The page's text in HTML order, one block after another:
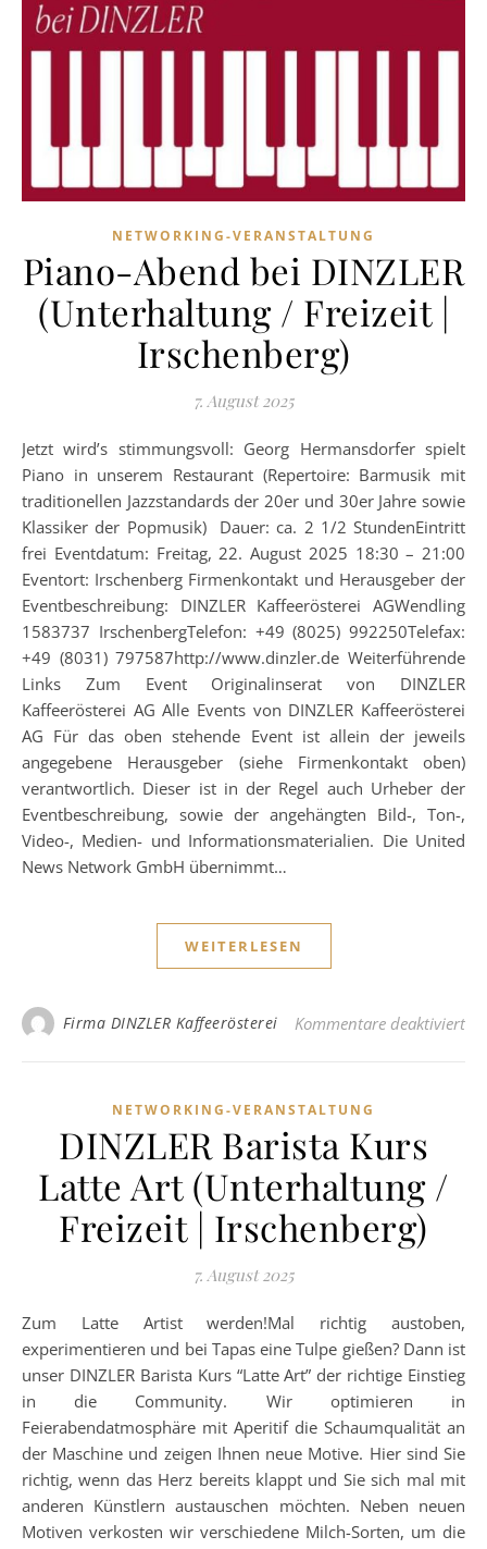
NETWORKING-VERANSTALTUNG
Piano-Abend bei DINZLER
(Unterhaltung / Freizeit |
Irschenberg)
7. August 2025
Jetzt wird’s stimmungsvoll: Georg Hermansdorfer spielt
Piano in unserem Restaurant (Repertoire: Barmusik mit
traditionellen Jazzstandards der 20er und 30er Jahre sowie
Klassiker der Popmusik) Dauer: ca. 2 1/2 StundenEintritt
frei Eventdatum: Freitag, 22. August 2025 18:30 – 21:00
Eventort: Irschenberg Firmenkontakt und Herausgeber der
Eventbeschreibung: DINZLER Kaffeerösterei AGWendling
1583737 IrschenbergTelefon: +49 (8025) 992250Telefax:
+49 (8031) 797587http://www.dinzler.de Weiterführende
Links Zum Event Originalinserat von DINZLER
Kaffeerösterei AG Alle Events von DINZLER Kaffeerösterei
AG Für das oben stehende Event ist allein der jeweils
angegebene Herausgeber (siehe Firmenkontakt oben)
verantwortlich. Dieser ist in der Regel auch Urheber der
Eventbeschreibung, sowie der angehängten Bild-, Ton-,
Video-, Medien- und Informationsmaterialien. Die United
News Network GmbH übernimmt…
WEITERLESEN
Firma DINZLER Kaffeerösterei Kommentare deaktiviertfür
NETWORKING-VERANSTALTUNG
DINZLER Barista Kurs
Latte Art (Unterhaltung /
Freizeit | Irschenberg)
7. August 2025
Zum Latte Artist werden!Mal richtig austoben,
experimentieren und bei Tapas eine Tulpe gießen? Dann ist
unser DINZLER Barista Kurs “Latte Art” der richtige Einstieg
in die Community. Wir optimieren in
Feierabendatmosphäre mit Aperitif die Schaumqualität an
der Maschine und zeigen Ihnen neue Motive. Hier sind Sie
richtig, wenn das Herz bereits klappt und Sie sich mal mit
anderen Künstlern austauschen möchten. Neben neuen
Motiven verkosten wir verschiedene Milch-Sorten, um die